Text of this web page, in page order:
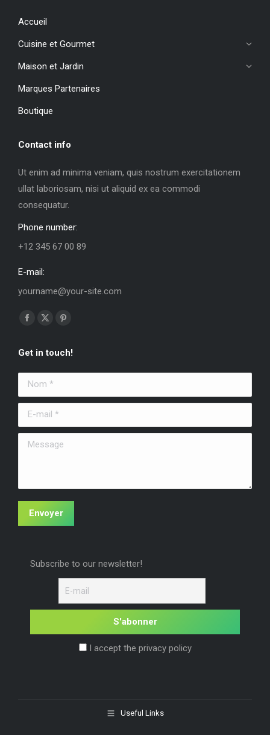
Accueil
Cuisine et Gourmet
Maison et Jardin
Marques Partenaires
Boutique
Contact info
Ut enim ad minima veniam, quis nostrum exercitationem
ullat laboriosam, nisi ut aliquid ex ea commodi
consequatur.
Phone number:
+12 345 67 00 89
E-mail:
yourname@your-site.com
Trouvez nous sur :
La
Facebook
s'ouvre
dans
une
nouvelle
fenêtre
La
X
s'ouvre
dans
une
nouvelle
fenêtre
La
Pinterest
s'ouvre
une
fenêtre
Get in touch!
Nom *
E-mail *
Message
Envoyer
Subscribe to our newsletter!
I accept the privacy policy
Useful Links